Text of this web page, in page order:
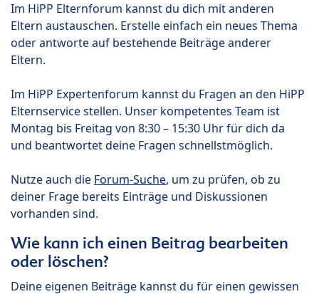
Im HiPP Elternforum kannst du dich mit anderen
Eltern austauschen. Erstelle einfach ein neues Thema
oder antworte auf bestehende Beiträge anderer
Eltern.
Im HiPP Expertenforum kannst du Fragen an den HiPP
Elternservice stellen. Unser kompetentes Team ist
Montag bis Freitag von 8:30 – 15:30 Uhr für dich da
und beantwortet deine Fragen schnellstmöglich.
Nutze auch die Forum-Suche, um zu prüfen, ob zu
deiner Frage bereits Einträge und Diskussionen
vorhanden sind.
Wie kann ich einen Beitrag bearbeiten
oder löschen?
Deine eigenen Beiträge kannst du für einen gewissen